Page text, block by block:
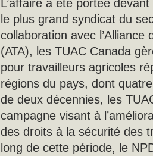
L’affaire a été portée
le plus grand syndicat du
collaboration avec l’Alliance
(ATA), les TUAC Canada
pour travailleurs agricoles
régions du pays, dont
de deux décennies, les
campagne visant à
des droits à la sécurité des
long de cette période, le